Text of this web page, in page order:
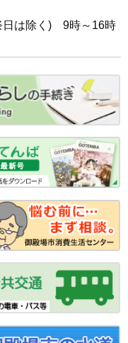
日は除く) 9時～16時